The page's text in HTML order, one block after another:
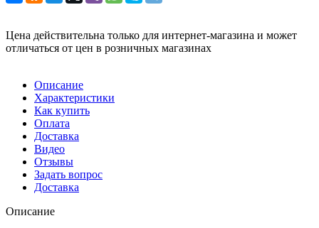
Цена действительна только для интернет-магазина и может
отличаться от цен в розничных магазинах
Описание
Характеристики
Как купить
Оплата
Доставка
Видео
Отзывы
Задать вопрос
Доставка
Описание